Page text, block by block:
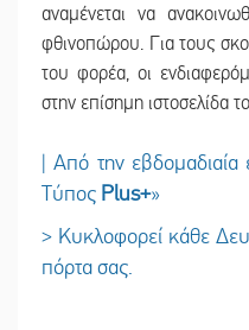
αναμένεται να
φθινοπώρου. Για τους
του φορέα, οι
στην επίσημη ιστοσελίδα
| Από την
Τύπος Plus+»
> Κυκλοφορεί κάθε
πόρτα σας.